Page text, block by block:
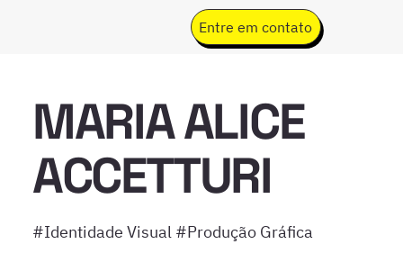
Entre em contato
MARIA ALICE
ACCETTURI
#Identidade Visual #Produção Gráfica